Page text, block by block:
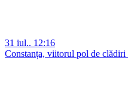
31 iul.. 12:16
Constanța, viitorul pol de